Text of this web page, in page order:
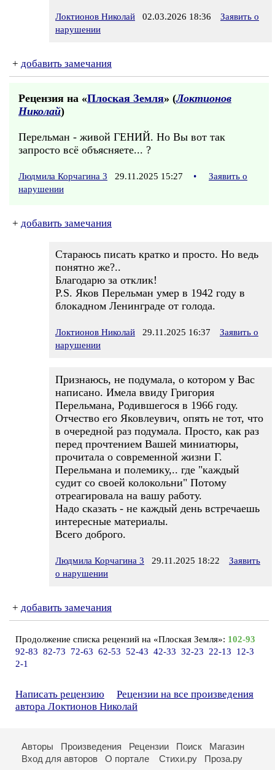
Локтионов Николай 02.03.2026 18:36
Заявить о
нарушении
+ добавить замечания
Рецензия на «Плоская Земля» (Локтионов
Николай)
Перельман - живой ГЕНИЙ. Но Вы вот так
запросто всё объясняете... ?
Людмила Корчагина 3 29.11.2025 15:27 •
Заявить о
нарушении
+ добавить замечания
Стараюсь писать кратко и просто. Но ведь
понятно же?..
Благодарю за отклик!
P.S. Яков Перельман умер в 1942 году в
блокадном Ленинграде от голода.
Локтионов Николай 29.11.2025 16:37
Заявить о
нарушении
Признаюсь, не подумала, о котором у Вас
написано. Имела ввиду Григория
Перельмана, Родившегося в 1966 году.
Отчество его Яковлеувич, опять не тот, что
в очередной раз подумала. Просто, как раз
перед прочтением Вашей миниатюры,
прочитала о современной жизни Г.
Перельмана и полемику,.. где "каждый
судит со своей колокольни" Потому
отреагировала на вашу работу.
Надо сказать - не каждый день встречаешь
интересные материалы.
Всего доброго.
Людмила Корчагина 3 29.11.2025 18:22
Заявить
о нарушении
+ добавить замечания
Продолжение списка рецензий на «Плоская Земля»: 102-93
92-83 82-73 72-63 62-53 52-43 42-33 32-23 22-13
12-3
2-1
Написать рецензию
Рецензии на все произведения
автора Локтионов Николай
Авторы Произведения Рецензии Поиск
Магазин
Вход для авторов
О портале Стихи.ру Проза.ру